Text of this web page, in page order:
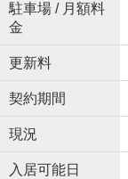
駐車場 / 月額料
金
更新料
契約期間
現況
入居可能日